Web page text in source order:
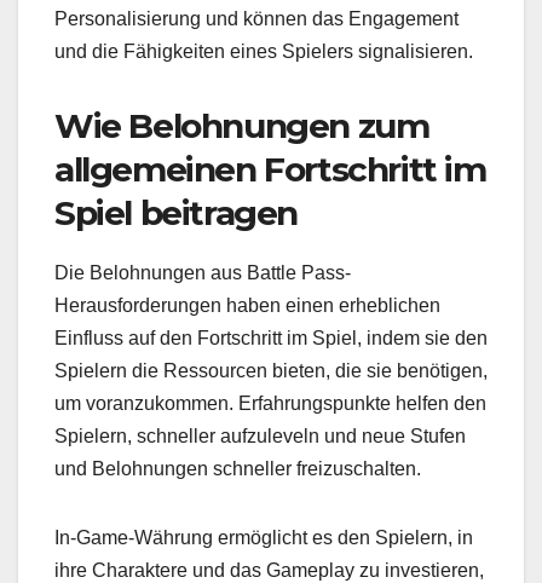
Personalisierung und können das Engagement
und die Fähigkeiten eines Spielers signalisieren.
Wie Belohnungen zum
allgemeinen Fortschritt im
Spiel beitragen
Die Belohnungen aus Battle Pass-
Herausforderungen haben einen erheblichen
Einfluss auf den Fortschritt im Spiel, indem sie den
Spielern die Ressourcen bieten, die sie benötigen,
um voranzukommen. Erfahrungspunkte helfen den
Spielern, schneller aufzuleveln und neue Stufen
und Belohnungen schneller freizuschalten.
In-Game-Währung ermöglicht es den Spielern, in
ihre Charaktere und das Gameplay zu investieren,